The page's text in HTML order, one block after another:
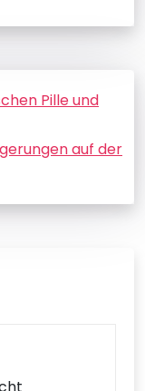
Pille und
auf der